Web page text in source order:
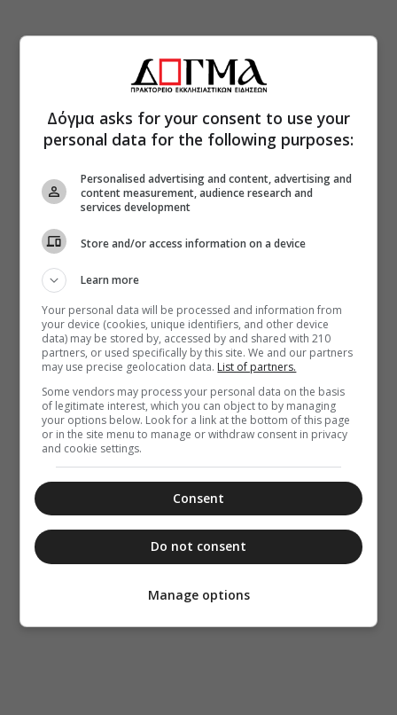
Δόγμα asks for your consent to use your
personal data for the following purposes:
Personalised advertising and content, advertising and
content measurement, audience research and
services development
Store and/or access information on a device
Learn more
Your personal data will be processed and information from
your device (cookies, unique identifiers, and other device
data) may be stored by, accessed by and shared with 210
partners, or used specifically by this site. We and our partners
may use precise geolocation data. List of partners.
Some vendors may process your personal data on the basis
of legitimate interest, which you can object to by managing
your options below. Look for a link at the bottom of this page
or in the site menu to manage or withdraw consent in privacy
and cookie settings.
Consent
Do not consent
Manage options